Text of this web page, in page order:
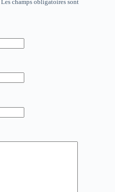
Les champs obligatoires sont